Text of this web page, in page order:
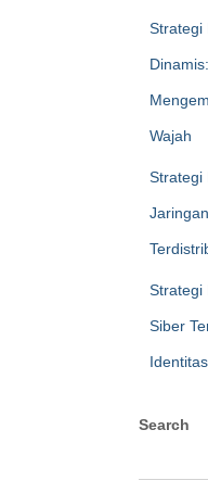
Strategi
Wajah
Strategi
Strategi
Siber
Search